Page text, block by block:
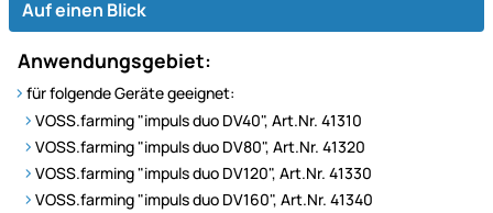
Auf einen Blick
Anwendungsgebiet:
für folgende Geräte geeignet:
VOSS.farming "impuls duo DV40", Art.Nr. 41310
VOSS.farming "impuls duo DV80", Art.Nr. 41320
VOSS.farming "impuls duo DV120", Art.Nr. 41330
VOSS.farming "impuls duo DV160", Art.Nr. 41340